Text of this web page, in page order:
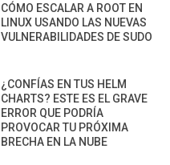
CÓMO ESCALAR A ROOT EN
LINUX USANDO LAS NUEVAS
VULNERABILIDADES DE SUDO
¿CONFÍAS EN TUS HELM
CHARTS? ESTE ES EL GRAVE
ERROR QUE PODRÍA
PROVOCAR TU PRÓXIMA
BRECHA EN LA NUBE